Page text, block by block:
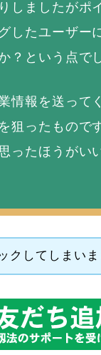
しましたがポ
したユーザー
？という点で
情報を送って
狙ったもので
ったほうがい
クしてしまいま